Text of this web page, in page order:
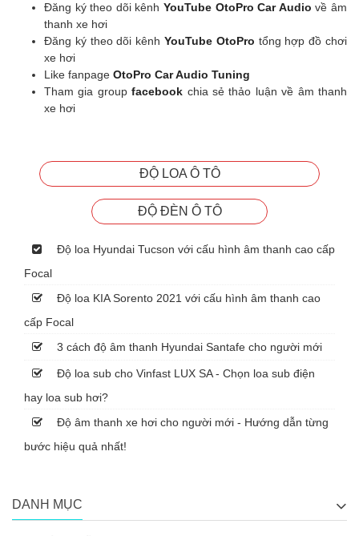
Đăng ký theo dõi kênh YouTube OtoPro Car Audio về âm
thanh xe hơi
Đăng ký theo dõi kênh YouTube OtoPro tổng hợp đồ chơi
xe hơi
Like fanpage OtoPro Car Audio Tuning
Tham gia group facebook chia sẻ thảo luận về âm thanh
xe hơi
ĐỘ LOA Ô TÔ
ĐỘ ĐÈN Ô TÔ
Độ loa Hyundai Tucson với cấu hình âm thanh cao cấp
Focal
Độ loa KIA Sorento 2021 với cấu hình âm thanh cao
cấp Focal
3 cách độ âm thanh Hyundai Santafe cho người mới
Độ loa sub cho Vinfast LUX SA - Chọn loa sub điện
hay loa sub hơi?
Độ âm thanh xe hơi cho người mới - Hướng dẫn từng
bước hiệu quả nhất!
DANH MỤC